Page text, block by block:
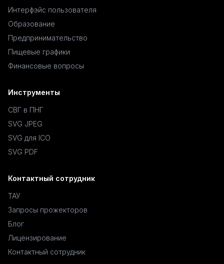
Интерфэйс пользователя
Образование
Предпринимательство
Пищевые графики
Финансовые вопросы
Инструменты
СВГ в ПНГ
SVG JPEG
SVG для ICO
SVG PDF
Контактный сотрудник
ТАУ
Запросы прожекторов
Блог
Лицензирование
Контактный сотрудник